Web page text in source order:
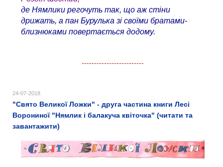
де Нямлики регочуть так, що аж стіни
дрижать, а пан Бурулька зі своїми братами-
близнюками повертається додому.
-------------------------
24-07-2018
"Свято Великої Ложки" - друга частина книги Лесі
Ворониної "Нямлик і балакуча квіточка" (читати та
завантажити)